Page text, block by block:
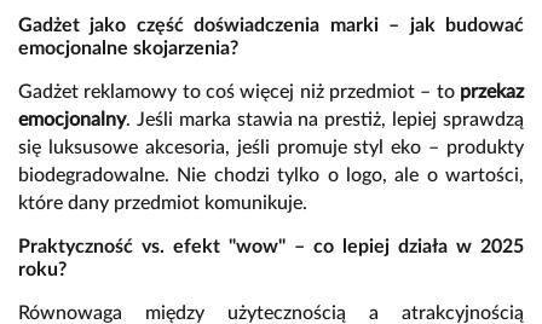
Gadżet jako część doświadczenia marki – jak budować
emocjonalne skojarzenia?
Gadżet reklamowy to coś więcej niż przedmiot – to przekaz
emocjonalny. Jeśli marka stawia na prestiż, lepiej sprawdzą
się luksusowe akcesoria, jeśli promuje styl eko – produkty
biodegradowalne. Nie chodzi tylko o logo, ale o wartości,
które dany przedmiot komunikuje.
Praktyczność vs. efekt "wow" – co lepiej działa w 2025
roku?
Równowaga między użytecznością a atrakcyjnością